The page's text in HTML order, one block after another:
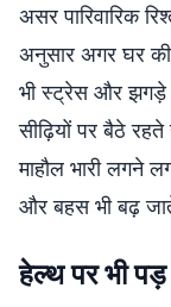
असर पारिवारिक
अनुसार अगर घर की
भी स्ट्रेस और
सीढ़ियों पर बैठे
माहौल भारी लगने
और बहस भी बढ़
हेल्थ पर भी